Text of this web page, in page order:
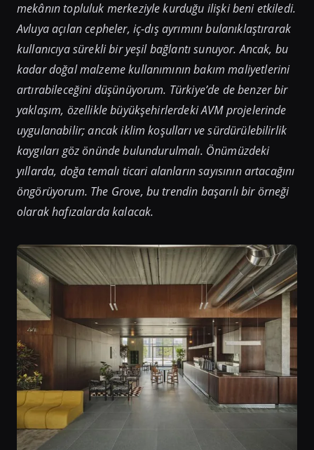
mekânın topluluk merkeziyle kurduğu ilişki beni etkiledi.
Avluya açılan cepheler, iç-dış ayrımını bulanıklaştırarak
kullanıcıya sürekli bir yeşil bağlantı sunuyor. Ancak, bu
kadar doğal malzeme kullanımının bakım maliyetlerini
artırabileceğini düşünüyorum. Türkiye’de de benzer bir
yaklaşım, özellikle büyükşehirlerdeki AVM projelerinde
uygulanabilir; ancak iklim koşulları ve sürdürülebilirlik
kaygıları göz önünde bulundurulmalı. Önümüzdeki
yıllarda, doğa temalı ticari alanların sayısının artacağını
öngörüyorum. The Grove, bu trendin başarılı bir örneği
olarak hafızalarda kalacak.